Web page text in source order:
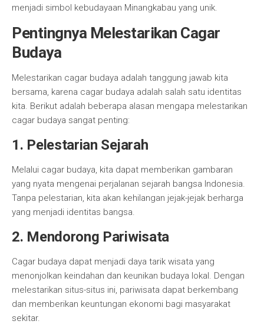
menjadi simbol kebudayaan Minangkabau yang unik.
Pentingnya Melestarikan Cagar
Budaya
Melestarikan cagar budaya adalah tanggung jawab kita
bersama, karena cagar budaya adalah salah satu identitas
kita. Berikut adalah beberapa alasan mengapa melestarikan
cagar budaya sangat penting:
1. Pelestarian Sejarah
Melalui cagar budaya, kita dapat memberikan gambaran
yang nyata mengenai perjalanan sejarah bangsa Indonesia.
Tanpa pelestarian, kita akan kehilangan jejak-jejak berharga
yang menjadi identitas bangsa.
2. Mendorong Pariwisata
Cagar budaya dapat menjadi daya tarik wisata yang
menonjolkan keindahan dan keunikan budaya lokal. Dengan
melestarikan situs-situs ini, pariwisata dapat berkembang
dan memberikan keuntungan ekonomi bagi masyarakat
sekitar.